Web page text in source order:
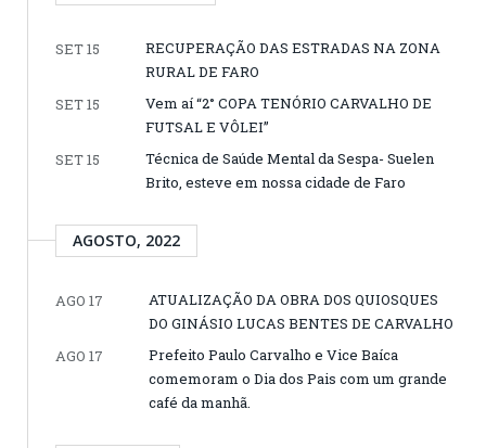
SET 15
RECUPERAÇÃO DAS ESTRADAS NA ZONA
RURAL DE FARO
SET 15
Vem aí “2° COPA TENÓRIO CARVALHO DE
FUTSAL E VÔLEI”
SET 15
Técnica de Saúde Mental da Sespa- Suelen
Brito, esteve em nossa cidade de Faro
AGOSTO, 2022
AGO 17
ATUALIZAÇÃO DA OBRA DOS QUIOSQUES
DO GINÁSIO LUCAS BENTES DE CARVALHO
AGO 17
Prefeito Paulo Carvalho e Vice Baíca
comemoram o Dia dos Pais com um grande
café da manhã.